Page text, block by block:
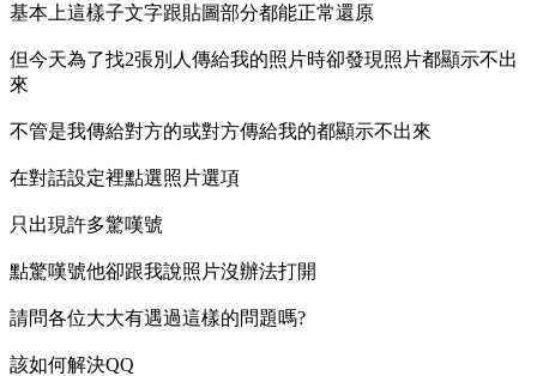
基本上這樣子文字跟貼圖部分都能正常還原
但今天為了找2張別人傳給我的照片時卻發現照片都顯示不出
來
不管是我傳給對方的或對方傳給我的都顯示不出來
在對話設定裡點選照片選項
只出現許多驚嘆號
點驚嘆號他卻跟我說照片沒辦法打開
請問各位大大有遇過這樣的問題嗎?
該如何解決QQ